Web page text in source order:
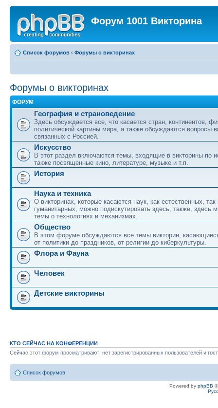
Форум 1001 Викторина
Список форумов ‹ Форумы о викторинах
Форумы о викторинах
ФОРУМ
География и страноведение
Здесь обсуждается все, что касается стран, континентов,
политической картины мира, а также обсуждаются вопросы
связанных с Россией.
Искусство
В этот раздел включаются темы, входящие в викторины по
также посвященные кино, литературе, музыке и т.п.
История
Наука и техника
О викторинах, которые касаются наук, как естественных, так
гуманитарных, можно подискутировать здесь; также, здесь
темы о технологиях и механизмах.
Общество
В этом форуме обсуждаются все темы викторин,
от политики до праздников, от религии до киберкультуры.
Флора и Фауна
Человек
Детские викторины
КТО СЕЙЧАС НА КОНФЕРЕНЦИИ
Сейчас этот форум просматривают: нет зарегистрированных пользователей и
Список форумов
Powered by phpBB